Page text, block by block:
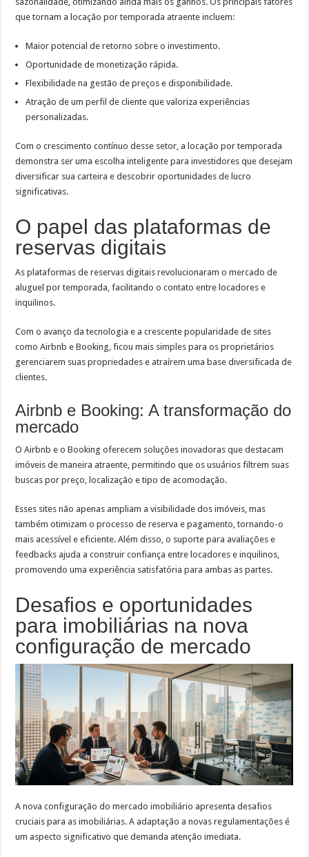
que tornam a locação por temporada atraente incluem:
Maior potencial de retorno sobre o investimento.
Oportunidade de monetização rápida.
Flexibilidade na gestão de preços e disponibilidade.
Atração de um perfil de cliente que valoriza experiências
personalizadas.
Com o crescimento contínuo desse setor, a locação por temporada
demonstra ser uma escolha inteligente para investidores que desejam
diversificar sua carteira e descobrir oportunidades de lucro
significativas.
O papel das plataformas de
reservas digitais
As plataformas de reservas digitais revolucionaram o mercado de
aluguel por temporada, facilitando o contato entre locadores e
inquilinos.
Com o avanço da tecnologia e a crescente popularidade de sites
como Airbnb e Booking, ficou mais simples para os proprietários
gerenciarem suas propriedades e atraírem uma base diversificada de
clientes.
Airbnb e Booking: A transformação do
mercado
O Airbnb e o Booking oferecem soluções inovadoras que destacam
imóveis de maneira atraente, permitindo que os usuários filtrem suas
buscas por preço, localização e tipo de acomodação.
Esses sites não apenas ampliam a visibilidade dos imóveis, mas
também otimizam o processo de reserva e pagamento, tornando-o
mais acessível e eficiente. Além disso, o suporte para avaliações e
feedbacks ajuda a construir confiança entre locadores e inquilinos,
promovendo uma experiência satisfatória para ambas as partes.
Desafios e oportunidades
para imobiliárias na nova
configuração de mercado
A nova configuração do mercado imobiliário apresenta desafios
cruciais para as imobiliárias. A adaptação a novas regulamentações é
um aspecto significativo que demanda atenção imediata.